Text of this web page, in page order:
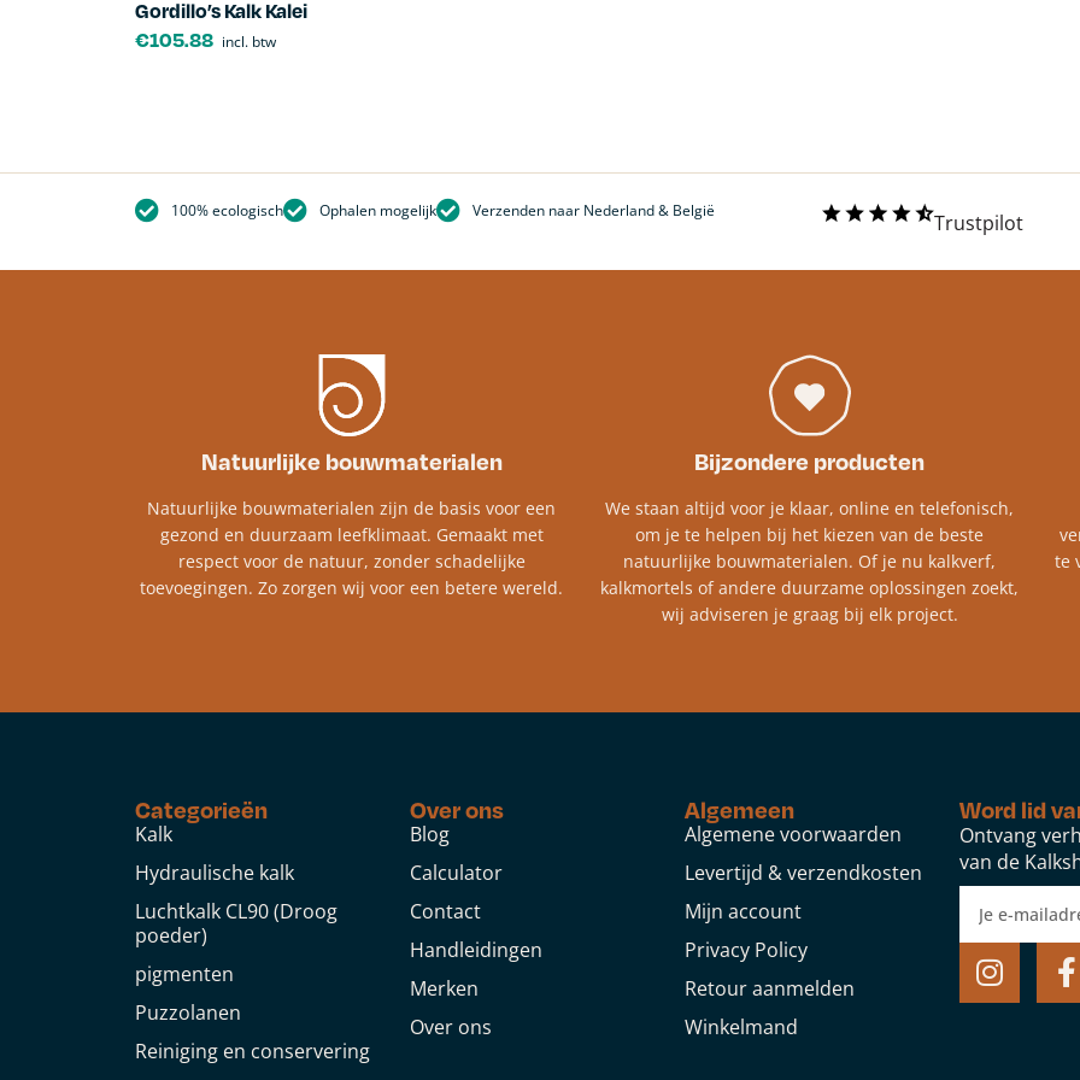
Gordillo’s Kalk Kalei
€105.88 incl. btw
100% ecologisch Ophalen mogelijk Verzenden naar Nederland & België Trustpilot
Natuurlijke bouwmaterialen
Natuurlijke bouwmaterialen zijn de basis voor een
gezond en duurzaam leefklimaat. Gemaakt met
respect voor de natuur, zonder schadelijke
toevoegingen. Zo zorgen wij voor een betere wereld.
Bijzondere producten
We staan altijd voor je klaar, online en telefonisch,
om je te helpen bij het kiezen van de beste
natuurlijke bouwmaterialen. Of je nu kalkverf,
kalkmortels of andere duurzame oplossingen zoekt,
wij adviseren je graag bij elk project.​
te
Categorieën
Kalk
Hydraulische kalk
Luchtkalk CL90 (Droog
poeder)
pigmenten
Puzzolanen
Reiniging en conservering
Over ons
Blog
Calculator
Contact
Handleidingen
Merken
Over ons
Algemeen
Algemene voorwaarden
Levertijd & verzendkosten
Mijn account
Privacy Policy
Retour aanmelden
Winkelmand
Word lid
Ontvang
van de